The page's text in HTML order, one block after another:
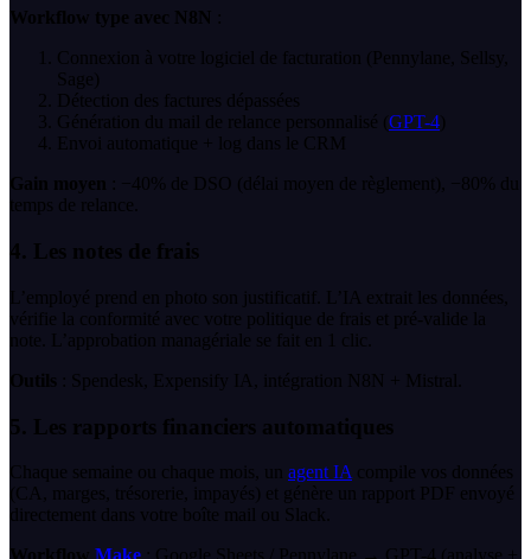
Workflow type avec N8N
Connexion à votre logiciel de facturation (Pennylane, Sellsy,
Sage)
Détection des factures dépassées
Génération du mail de relance personnalisé (GPT-4)
Envoi automatique + log dans le CRM
Gain moyen : −40% de DSO (délai moyen de règlement), −80% du
temps de relance.
4. Les notes de frais
L’employé prend en photo son justificatif. L’IA extrait les données,
vérifie la conformité avec votre politique de frais et pré-valide la
note. L’approbation managériale se fait en 1 clic.
Outils : Spendesk, Expensify IA, intégration N8N + Mistral.
5. Les rapports financiers automatiques
Chaque semaine ou chaque mois, un agent IA compile vos données
(CA, marges, trésorerie, impayés) et génère un rapport PDF envoyé
directement dans votre boîte mail ou Slack.